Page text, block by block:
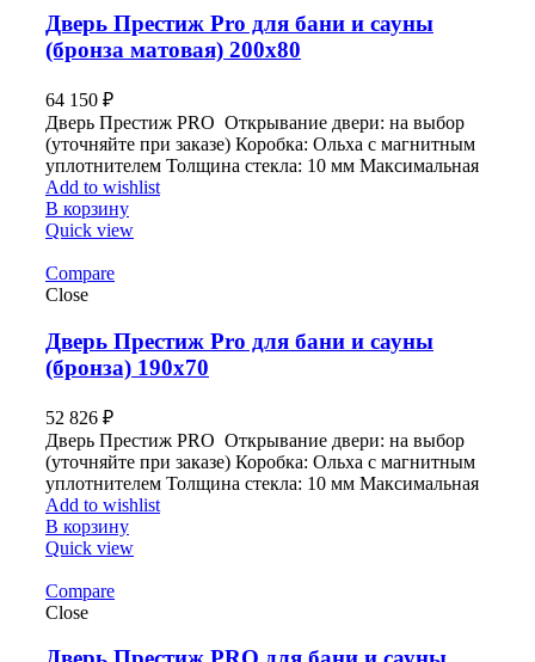
Дверь Престиж Pro для бани и сауны
(бронза матовая) 200х80
64 150 ₽
Дверь Престиж PRO Открывание двери: на выбор
(уточняйте при заказе) Коробка: Ольха с магнитным
уплотнителем Толщина стекла: 10 мм Максимальная
Add to wishlist
В корзину
Quick view
Compare
Close
Дверь Престиж Pro для бани и сауны
(бронза) 190х70
52 826 ₽
Дверь Престиж PRO Открывание двери: на выбор
(уточняйте при заказе) Коробка: Ольха с магнитным
уплотнителем Толщина стекла: 10 мм Максимальная
Add to wishlist
В корзину
Quick view
Compare
Close